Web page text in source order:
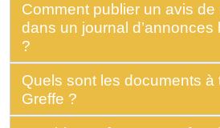
Comment publier un avis de
dans un journal d’annonces
?
Quels sont les documents à
Greffe ?